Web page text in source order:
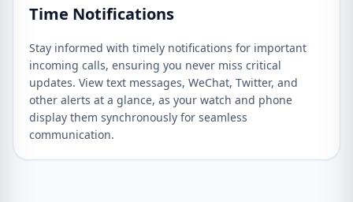
Time Notifications
Stay informed with timely notifications for important
incoming calls, ensuring you never miss critical
updates. View text messages, WeChat, Twitter, and
other alerts at a glance, as your watch and phone
display them synchronously for seamless
communication.